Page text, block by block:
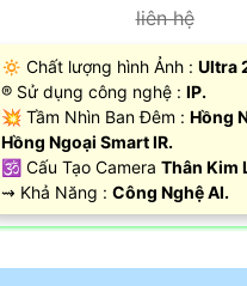
liên hệ
🔅 Chất lượng hình Ảnh : Ultra
®️ Sử dụng công nghệ : IP.
💥 Tầm Nhìn Ban Đêm : Hồng
Hồng Ngoại Smart IR.
🕉️ Cấu Tạo Camera Thân Kim
️⇝ Khả Năng : Công Nghệ AI.